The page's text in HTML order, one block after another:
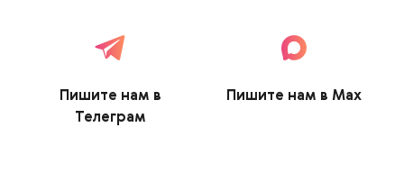
Пишите нам в
Телеграм
Пишите нам в Max